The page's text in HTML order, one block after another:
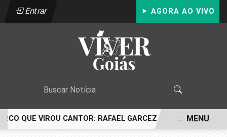
Entrar AGORA AO VIVO
QUE VIROU CANTOR: RAFAEL GARCEZ CELEBRA 24
MENU